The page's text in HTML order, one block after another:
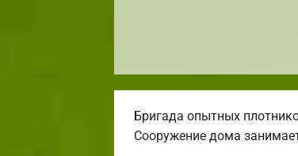
Бригада опытных
Сооружение дома